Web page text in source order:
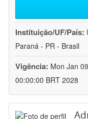
Instituição/UF/País:
Paraná - PR - Brasil
Vigência: Mon Jan
00:00:00 BRT 2028